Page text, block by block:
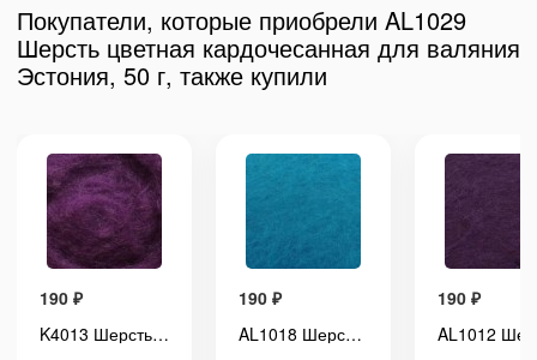
Покупатели, которые приобрели AL1029
Шерсть цветная кардочесанная для валяния
Эстония, 50 г, также купили
190 ₽
K4013 Шерсть цветная кардочесанная для валяния Латвия, 50 г
190 ₽
AL1018 Шерсть цветная кардочесанная для валяния Эстония, 50 г
190 ₽